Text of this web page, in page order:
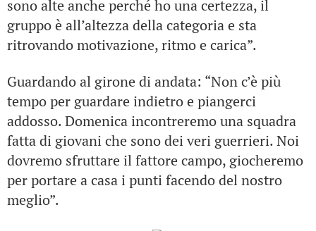
sono alte anche perché ho una certezza, il
gruppo è all’altezza della categoria e sta
ritrovando motivazione, ritmo e carica”.
Guardando al girone di andata: “Non c’è più
tempo per guardare indietro e piangerci
addosso. Domenica incontreremo una squadra
fatta di giovani che sono dei veri guerrieri. Noi
dovremo sfruttare il fattore campo, giocheremo
per portare a casa i punti facendo del nostro
meglio”.